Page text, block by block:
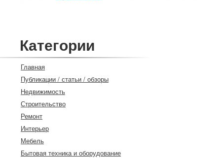
Категории
Главная
Публикации / статьи / обзоры
Недвижимость
Строительство
Ремонт
Интерьер
Мебель
Бытовая техника и оборудование